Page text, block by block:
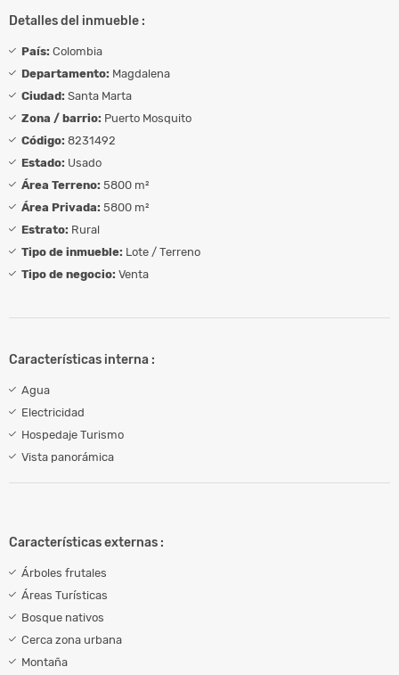
Detalles del inmueble :
País: Colombia
Departamento: Magdalena
Ciudad: Santa Marta
Zona / barrio: Puerto Mosquito
Código: 8231492
Estado: Usado
Área Terreno: 5800 m²
Área Privada: 5800 m²
Estrato: Rural
Tipo de inmueble: Lote / Terreno
Tipo de negocio: Venta
Características interna :
Agua
Electricidad
Hospedaje Turismo
Vista panorámica
Características externas :
Árboles frutales
Áreas Turísticas
Bosque nativos
Cerca zona urbana
Montaña